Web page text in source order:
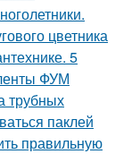
цветника
5
ФУМ
трубных
паклей
правильную